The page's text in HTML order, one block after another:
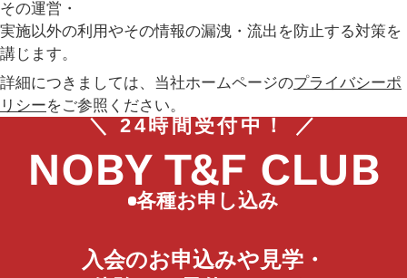
その運営・
実施以外の利用やその情報の漏洩・流出を防止する対策を
講じます。
詳細につきましては、当社ホームページのプライバシーポ
リシーをご参照ください。
＼ 24時間受付中！ ／
NOBY T&F CLUB
各種お申し込み
入会のお申込みや見学・